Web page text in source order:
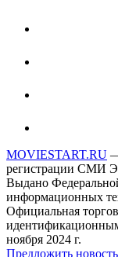
MOVIESTART.RU
регистрации СМИ
Выдано
информационных
Официальная
ноября 2024 г.
Предложить новость